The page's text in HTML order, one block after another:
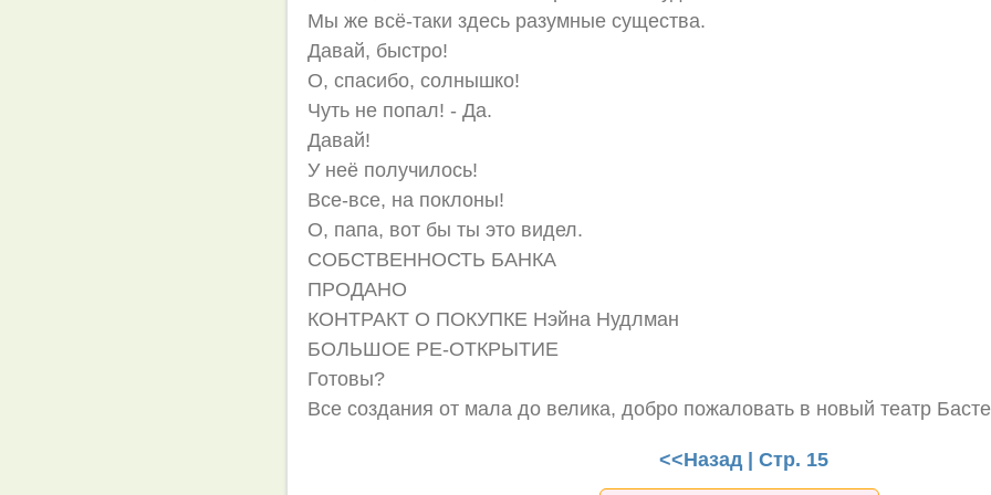
Мы же всё-таки здесь разумные существа.
Давай, быстро!
О, спасибо, солнышко!
Чуть не попал! - Да.
Давай!
У неё получилось!
Все-все, на поклоны!
О, папа, вот бы ты это видел.
СОБСТВЕННОСТЬ БАНКА
ПРОДАНО
КОНТРАКТ О ПОКУПКЕ Нэйна Нудлман
БОЛЬШОЕ РЕ-ОТКРЫТИЕ
Готовы?
Все создания от мала до велика, добро пожаловать в новый театр
<<Назад| Стр. 15